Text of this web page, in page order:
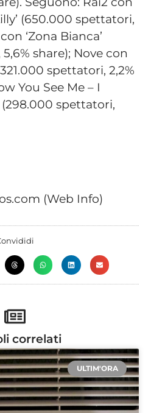
(650.000 spettatori,
‘Zona Bianca’
share); Nove con
spettatori, 2,2%
You See Me – I
spettatori,
(Web Info)
correlati
ULTIM'ORA